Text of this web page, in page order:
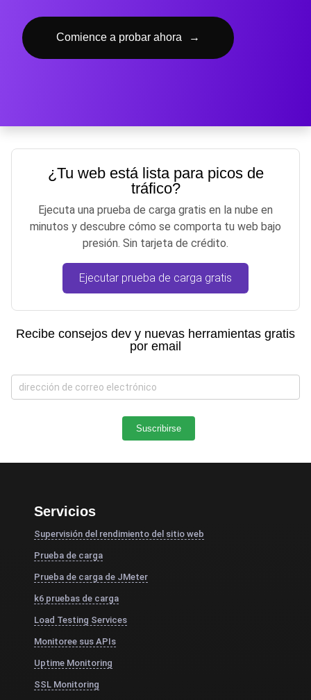
Comience a probar ahora →
¿Tu web está lista para picos de
tráfico?
Ejecuta una prueba de carga gratis en la nube en
minutos y descubre cómo se comporta tu web bajo
presión. Sin tarjeta de crédito.
Ejecutar prueba de carga gratis
Recibe consejos dev y nuevas herramientas gratis
por email
Servicios
Supervisión del rendimiento del sitio web
Prueba de carga
Prueba de carga de JMeter
k6 pruebas de carga
Load Testing Services
Monitoree sus APIs
Uptime Monitoring
SSL Monitoring